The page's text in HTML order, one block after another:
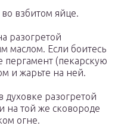
взбитом яйце.
разогретой
маслом. Если боитесь
пергамент (пекарскую
и жарьте на ней.
духовке разогретой
на той же сковороде
огне.